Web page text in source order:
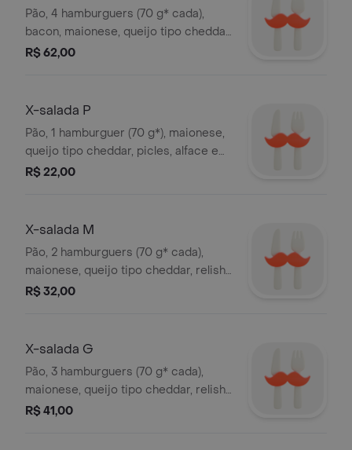
Pão, 4 hamburguers (70 g* cada),
bacon, maionese, queijo tipo cheddar,
alface e tomate orgânicos. *peso in
R$ 62,00
X-salada P
Pão, 1 hamburguer (70 g*), maionese,
queijo tipo cheddar, picles, alface e
tomate orgânicos. *peso in natura
R$ 22,00
X-salada M
Pão, 2 hamburguers (70 g* cada),
maionese, queijo tipo cheddar, relish
de pepino, alface e tomate orgânicos.
R$ 32,00
X-salada G
Pão, 3 hamburguers (70 g* cada),
maionese, queijo tipo cheddar, relish
de pepino, alface e tomate orgânicos.
R$ 41,00